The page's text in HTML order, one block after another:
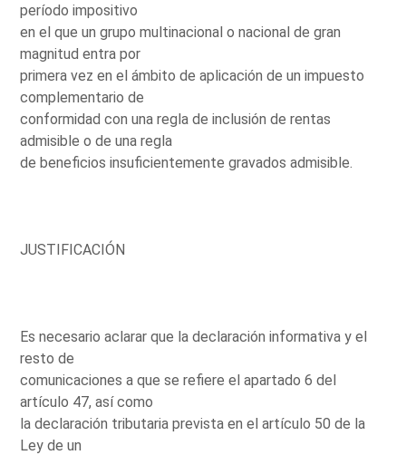
período impositivo
en el que un grupo multinacional o nacional de gran
magnitud entra por
primera vez en el ámbito de aplicación de un impuesto
complementario de
conformidad con una regla de inclusión de rentas
admisible o de una regla
de beneficios insuficientemente gravados admisible.
JUSTIFICACIÓN
Es necesario aclarar que la declaración informativa y el
resto de
comunicaciones a que se refiere el apartado 6 del
artículo 47, así como
la declaración tributaria prevista en el artículo 50 de la
Ley de un